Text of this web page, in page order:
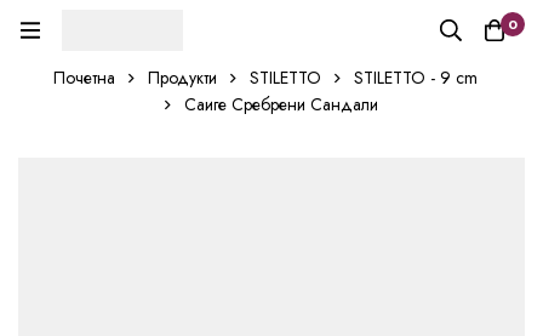
0
Почетна Продукти STILETTO
STILETTO - 9 cm
Саиге Сребрени Сандали